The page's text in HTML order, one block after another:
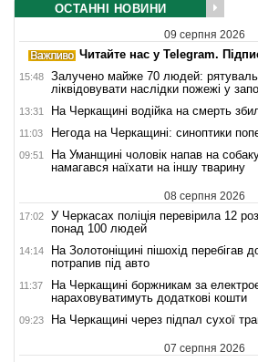
ОСТАННІ НОВИНИ
09 серпня 2026
Читайте нас у Telegram.
15:48
Залучено майже 70 людей:
ліквідовувати наслідки пожежі у
13:31 На Черкащині водійка на смерть
11:03 Негода на Черкащині: синоптики
09:51
На Уманщині чоловік напав на
намагався наїхати на іншу тварину
08 серпня 2026
17:02
У Черкасах поліція перевірила 12
понад 100 людей
14:14
На Золотоніщині пішохід перебігав
потрапив під авто
11:37
На Черкащині боржникам за
нараховуватимуть додаткові кошти
09:23 На Черкащині через підпал сухої
07 серпня 2026